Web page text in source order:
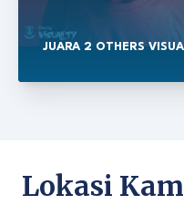
JUARA 2 OTHERS
Lokasi